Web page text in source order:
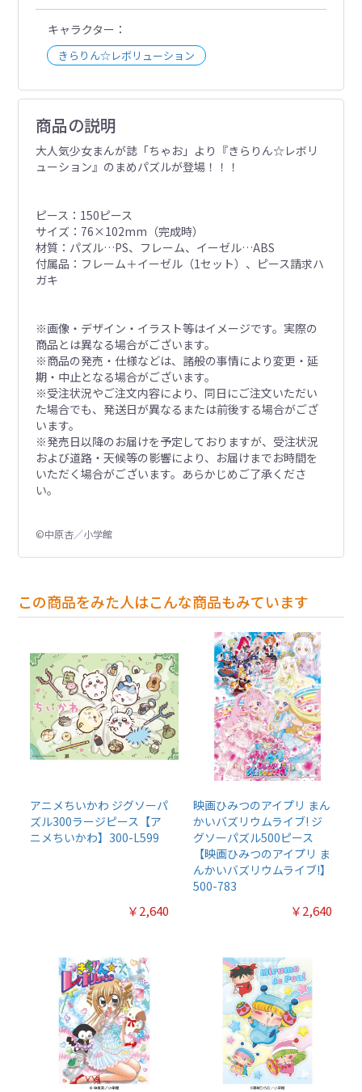
キャラクター
きらりん☆レボリューション
商品の説明
大人気少女まんが誌「ちゃお」より『きらりん☆レボリ
ューション』のまめパズルが登場！！！
ピース：150ピース
サイズ：76×102mm（完成時）
材質：パズル…PS、フレーム、イーゼル…ABS
付属品：フレーム＋イーゼル（1セット）、ピース請求ハ
ガキ
※画像・デザイン・イラスト等はイメージです。実際の
商品とは異なる場合がございます。
※商品の発売・仕様などは、諸般の事情により変更・延
期・中止となる場合がございます。
※受注状況やご注文内容により、同日にご注文いただい
た場合でも、発送日が異なるまたは前後する場合がござ
います。
※発売日以降のお届けを予定しておりますが、受注状況
および道路・天候等の影響により、お届けまでお時間を
いただく場合がございます。あらかじめご了承くださ
い。
©中原杏／小学館
この商品をみた人はこんな商品もみています
アニメちいかわ ジグソーパ
ズル300ラージピース【ア
ニメちいかわ】300-L599
￥2,640
映画ひみつのアイプリ まん
かいバズリウムライブ! ジ
グソーパズル500ピース
【映画ひみつのアイプリ ま
んかいバズリウムライブ!】
500-783
￥2,640